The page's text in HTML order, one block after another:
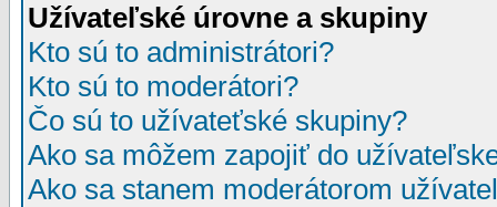
Užívateľské úrovne a skupiny
Kto sú to administrátori?
Kto sú to moderátori?
Čo sú to užívateťské skupiny?
Ako sa môžem zapojiť do
Ako sa stanem moderátorom